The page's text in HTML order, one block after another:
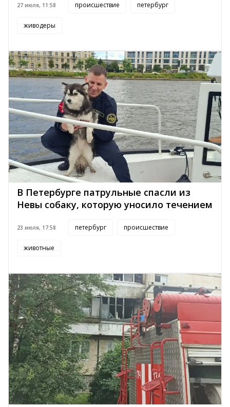
27 июля, 11:58 происшествие петербург
живодеры
В Петербурге патрульные спасли из
Невы собаку, которую уносило течением
23 июля, 17:58 петербург происшествие
животные